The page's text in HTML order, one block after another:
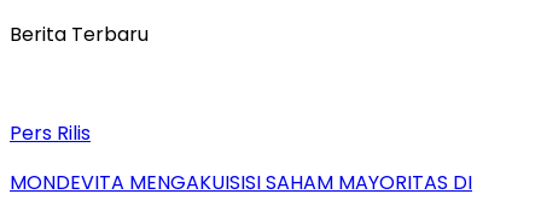
Berita Terbaru
Pers Rilis
MONDEVITA MENGAKUISISI SAHAM MAYORITAS DI